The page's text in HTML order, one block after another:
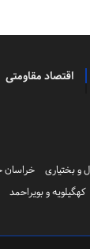
اقتصاد مقاومتی
و بختیاری خراسان
کهگیلویه و بویراحمد